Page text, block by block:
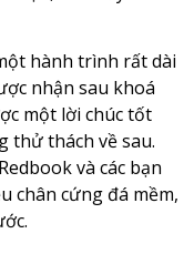
hành trình rất dài
nhận sau khoá
một lời chúc tốt
thử thách về sau.
và các bạn
chân cứng đá mềm,